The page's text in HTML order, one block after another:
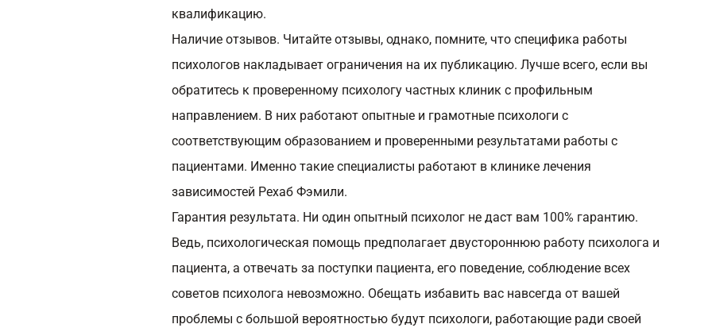
квалификацию.
Наличие отзывов. Читайте отзывы, однако, помните, что специфика работы
психологов накладывает ограничения на их публикацию. Лучше всего, если вы
обратитесь к проверенному психологу частных клиник с профильным
направлением. В них работают опытные и грамотные психологи с
соответствующим образованием и проверенными результатами работы с
пациентами. Именно такие специалисты работают в клинике лечения
зависимостей Рехаб Фэмили.
Гарантия результата. Ни один опытный психолог не даст вам 100% гарантию.
Ведь, психологическая помощь предполагает двустороннюю работу психолога и
пациента, а отвечать за поступки пациента, его поведение, соблюдение всех
советов психолога невозможно. Обещать избавить вас навсегда от вашей
проблемы с большой вероятностью будут психологи, работающие ради своей